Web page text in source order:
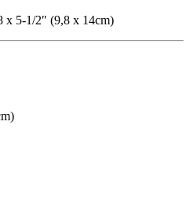
x 5-1/2″ (9,8 x 14cm)